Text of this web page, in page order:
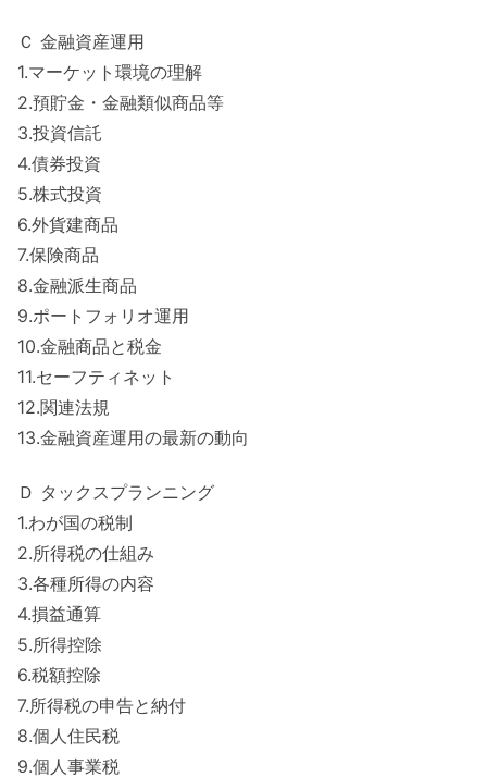
Ｃ 金融資産運用
1.マーケット環境の理解
2.預貯金・金融類似商品等
3.投資信託
4.債券投資
5.株式投資
6.外貨建商品
7.保険商品
8.金融派生商品
9.ポートフォリオ運用
10.金融商品と税金
11.セーフティネット
12.関連法規
13.金融資産運用の最新の動向
Ｄ タックスプランニング
1.わが国の税制
2.所得税の仕組み
3.各種所得の内容
4.損益通算
5.所得控除
6.税額控除
7.所得税の申告と納付
8.個人住民税
9.個人事業税